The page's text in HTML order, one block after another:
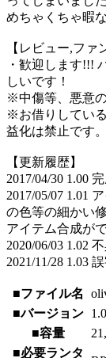
めちゃくちゃ暇
【レビュー,ファ
・歓迎します!!!
しいです！
※中傷等、悪意
※お借りしてい
益化は禁止です。
【更新履歴】
2017/04/30 1.00
2017/05/07 1.01
の色等の細かい
アイテム合成が
2020/06/03 1.02
2021/11/28 1.03
■ファイル名
■バージョン
■容量
■必要ランタ